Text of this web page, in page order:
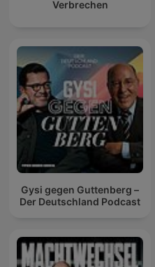
Verbrechen
Gysi gegen Guttenberg –
Der Deutschland Podcast